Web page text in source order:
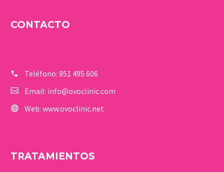
CONTACTO
Teléfono: 951 495 606
Email: info@ovoclinic.com
Web: www.ovoclinic.net
TRATAMIENTOS